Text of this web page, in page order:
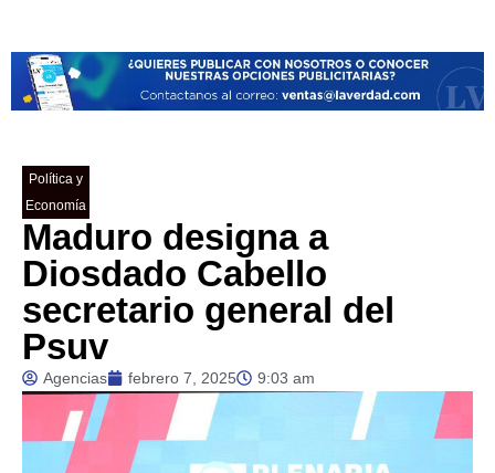
Política y
Economía
Maduro designa a
Diosdado Cabello
secretario general del
Psuv
Agencias febrero 7, 2025 9:03 am